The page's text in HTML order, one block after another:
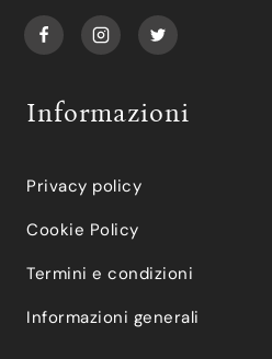
Informazioni
Privacy policy
Cookie Policy
Termini e condizioni
Informazioni generali